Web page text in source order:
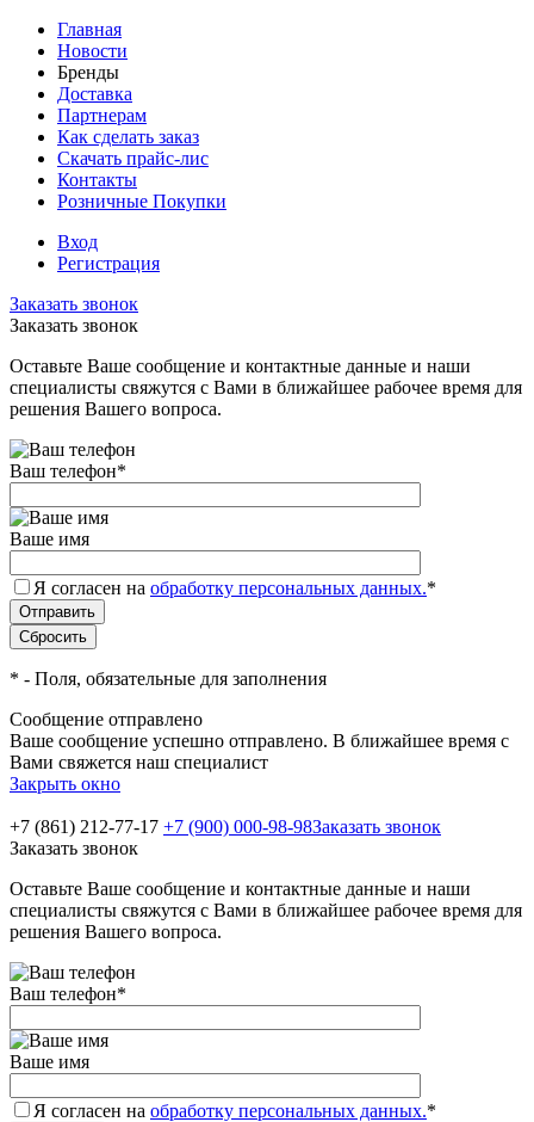
Главная
Новости
Бренды
Доставка
Партнерам
Как сделать заказ
Скачать прайс-лис
Контакты
Розничные Покупки
Вход
Регистрация
Заказать звонок
Заказать звонок
Оставьте Ваше сообщение и контактные данные и наши
специалисты свяжутся с Вами в ближайшее рабочее время для
решения Вашего вопроса.
Ваш телефон*
Ваше имя
Я согласен на обработку персональных данных.*
* - Поля, обязательные для заполнения
Сообщение отправлено
Ваше сообщение успешно отправлено. В ближайшее время с
Вами свяжется наш специалист
Закрыть окно
+7 (861) 212-77-17 +7 (900) 000-98-98Заказать звонок
Заказать звонок
Оставьте Ваше сообщение и контактные данные и наши
специалисты свяжутся с Вами в ближайшее рабочее время для
решения Вашего вопроса.
Ваш телефон*
Ваше имя
Я согласен на обработку персональных данных.*